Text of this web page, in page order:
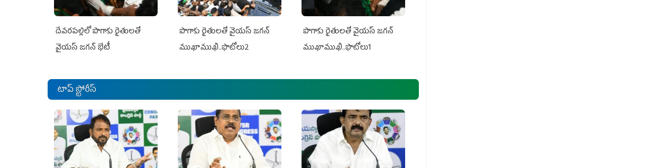
దేవరపల్లిలో పొగాకు రైతులతో
వైయస్ జగన్ భేటీ
పొగాకు రైతుల‌తో వైయ‌స్ జ‌గ‌న్
ముఖాముఖి..ఫొటోలు2
పొగాకు రైతుల‌తో వైయ‌స్ జ‌గ‌న్
ముఖాముఖి..ఫొటోలు1
టాప్ స్టోరీస్